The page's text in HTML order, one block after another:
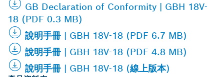
GB Declaration of Conformity | GBH 18V-
18 (PDF 0.3 MB)
說明手冊 | GBH 18V-18 (PDF 6.7 MB)
說明手冊 | GBH 18V-18 (PDF 4.8 MB)
說明手冊 | GBH 18V-18 (線上版本)